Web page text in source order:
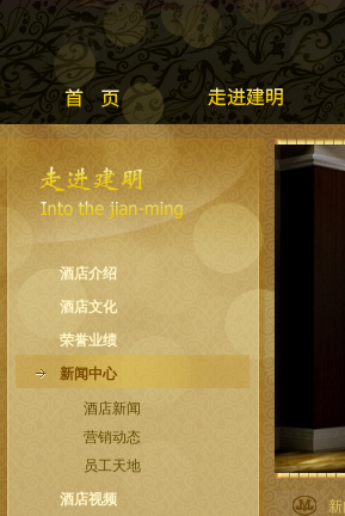
酒店介绍
酒店文化
荣誉业绩
新闻中心
酒店新闻
营销动态
员工天地
酒店视频